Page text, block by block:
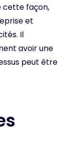
cette façon,
et
Il
avoir une
peut être